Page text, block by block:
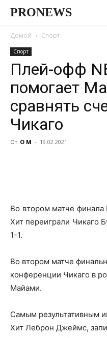
PRONEWS
Домой Спорт
Спорт
Плей-офф
помогает
сравнять
Чикаго
От О М - 19.02.2021
Во втором матче
Хит переиграли Чикаго
1-1.
Во втором матче
конференции Чикаго в
Майами.
Самым результативным
Хит Леброн Джеймс,